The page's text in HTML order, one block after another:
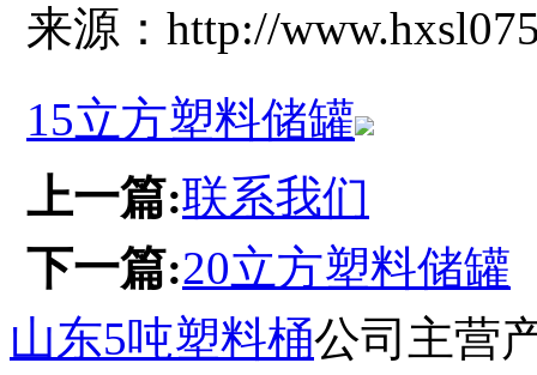
来源：http://
15立方塑料储罐
上一篇:联系我们
下一篇:20立方塑料储罐
山东5吨塑料桶公司主营